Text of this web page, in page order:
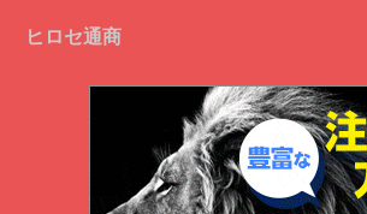
ヒロセ通商